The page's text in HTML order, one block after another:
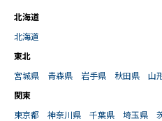
北海道
北海道
東北
宮城県
青森県 岩手県 秋田県 山
関東
東京都
神奈川県 千葉県 埼玉県